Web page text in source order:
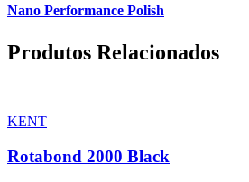
Nano Performance Polish
Produtos Relacionados
KENT
Rotabond 2000 Black